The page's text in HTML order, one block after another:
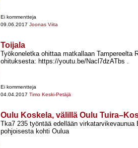
Ei kommentteja
09.06.2017 Joonas Viita
Toijala
Työkoneletka ohittaa matkallaan Tampereelta
ohituksesta: https://youtu.be/Nacl7dzATbs .
Ei kommentteja
04.04.2017 Timo Keski-Petäjä
Oulu Koskela, välillä Oulu
Tka7 235 työntää edellään virkatarvikevaunua
pohjoisesta kohti Oulua